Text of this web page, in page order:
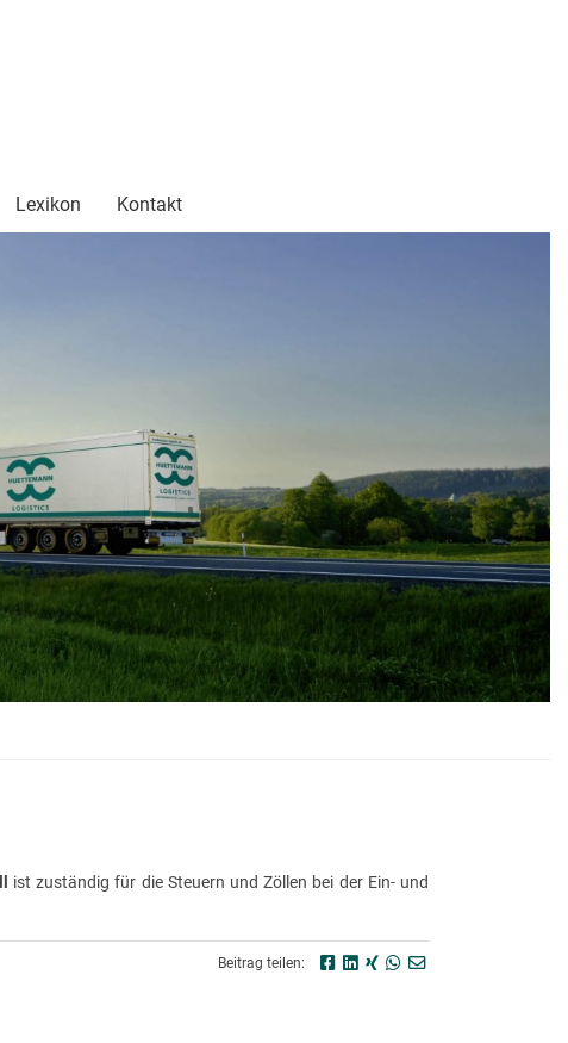
ist zuständig für die Steuern und Zöllen bei der Ein- und
Beitrag teilen:
Lexikon Kontakt